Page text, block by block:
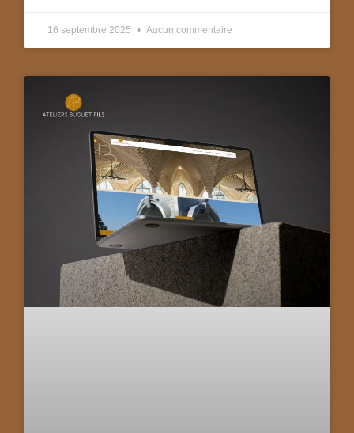
16 septembre 2025 Aucun commentaire